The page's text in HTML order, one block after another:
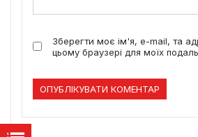
Зберегти моє ім'я, e-mail, та
цьому браузері для моїх